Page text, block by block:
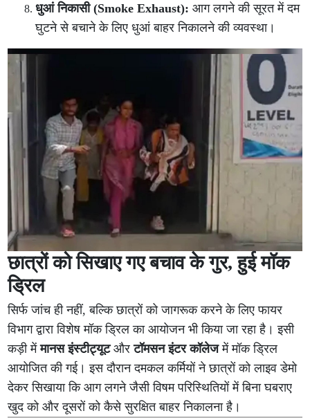
धुआं निकासी (Smoke Exhaust): आग लगने की सूरत में दम
घुटने से बचाने के लिए धुआं बाहर निकालने की व्यवस्था।
छात्रों को सिखाए गए बचाव के गुर, हुई मॉक
ड्रिल
सिर्फ जांच ही नहीं, बल्कि छात्रों को जागरूक करने के लिए फायर
विभाग द्वारा विशेष मॉक ड्रिल का आयोजन भी किया जा रहा है। इसी
कड़ी मेंमानस इंस्टीट्यूटऔरटॉमसन इंटर कॉलेजमें मॉक ड्रिल
आयोजित की गई। इस दौरान दमकल कर्मियों ने छात्रों को लाइव डेमो
देकर सिखाया कि आग लगने जैसी विषम परिस्थितियों में बिना घबराए
खुद को और दूसरों को कैसे सुरक्षित बाहर निकालना है।